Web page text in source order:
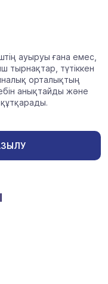
ауыруы ғана емес,
тырнақтар, түтіккен
орталықтың
анықтайды және
құтқарады.